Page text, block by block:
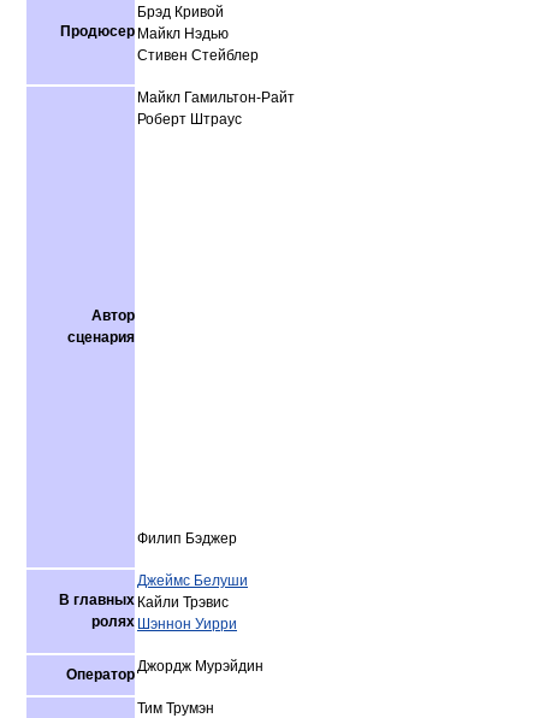
Продюсер
Брэд Кривой
Майкл Нэдью
Стивен Стейблер
Автор
сценария
Майкл Гамильтон-Райт
Роберт Штраус
Филип Бэджер
В главных
ролях
Джеймс Белуши
Кайли Трэвис
Шэннон Уирри
ОператорДжордж Мурэйдин
Тим Трумэн